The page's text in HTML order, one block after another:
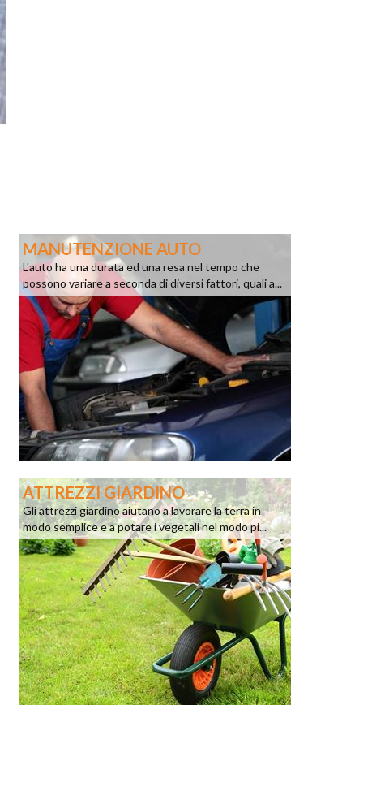
MANUTENZIONE AUTO
L'auto ha una durata ed una resa nel tempo che
possono variare a seconda di diversi fattori, quali a...
ATTREZZI GIARDINO
Gli attrezzi giardino aiutano a lavorare la terra in
modo semplice e a potare i vegetali nel modo pi...